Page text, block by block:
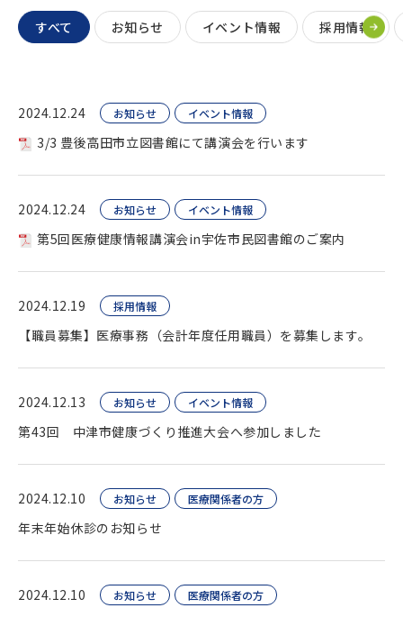
すべて お知らせ イベント情報 採用情報
2024.12.24 お知らせ イベント情報
3/3 豊後高田市立図書館にて講演会を行います
2024.12.24 お知らせ イベント情報
第5回医療健康情報講演会in宇佐市民図書館のご案内
2024.12.19 採用情報
【職員募集】医療事務（会計年度任用職員）を募集します。
2024.12.13 お知らせ イベント情報
第43回 中津市健康づくり推進大会へ参加しました
2024.12.10 お知らせ 医療関係者の方
年末年始休診のお知らせ
2024.12.10 お知らせ 医療関係者の方